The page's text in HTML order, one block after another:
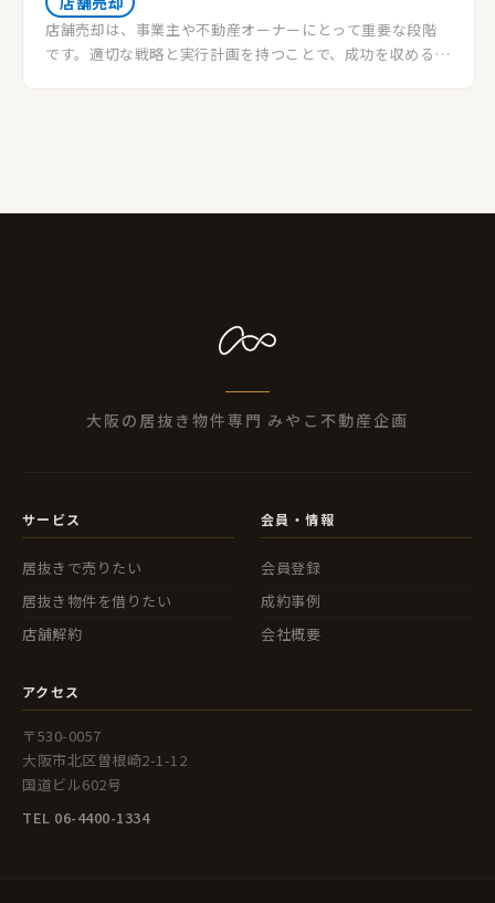
店舗売却は、事業主や不動産オーナーにとって重要な段階
です。適切な戦略と実行計画を持つことで、成功を収めるこ
大阪の居抜き物件専門 みやこ不動産企画
サービス
居抜きで売りたい
居抜き物件を借りたい
店舗解約
会員・情報
会員登録
成約事例
会社概要
アクセス
〒530-0057
大阪市北区曽根崎2-1-12
国道ビル602号
TEL 06-4400-1334